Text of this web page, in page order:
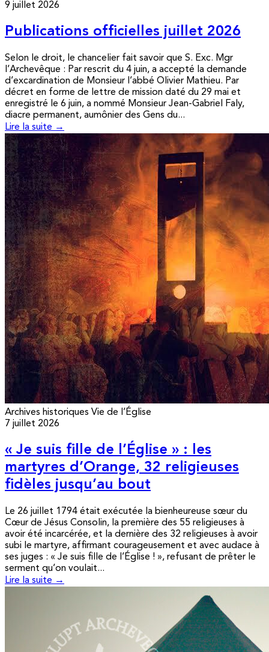
9 juillet 2026
Publications officielles juillet 2026
Selon le droit, le chancelier fait savoir que S. Exc. Mgr
l’Archevêque : Par rescrit du 4 juin, a accepté la demande
d’excardination de Monsieur l’abbé Olivier Mathieu. Par
décret en forme de lettre de mission daté du 29 mai et
enregistré le 6 juin, a nommé Monsieur Jean-Gabriel Faly,
diacre permanent, aumônier des Gens du...
Lire la suite →
Archives historiques Vie de l’Église
7 juillet 2026
« Je suis fille de l’Église » : les
martyres d’Orange, 32 religieuses
fidèles jusqu’au bout
Le 26 juillet 1794 était exécutée la bienheureuse sœur du
Cœur de Jésus Consolin, la première des 55 religieuses à
avoir été incarcérée, et la dernière des 32 religieuses à avoir
subi le martyre, affirmant courageusement et avec audace à
ses juges : « Je suis fille de l’Église ! », refusant de prêter le
serment qu’on voulait...
Lire la suite →